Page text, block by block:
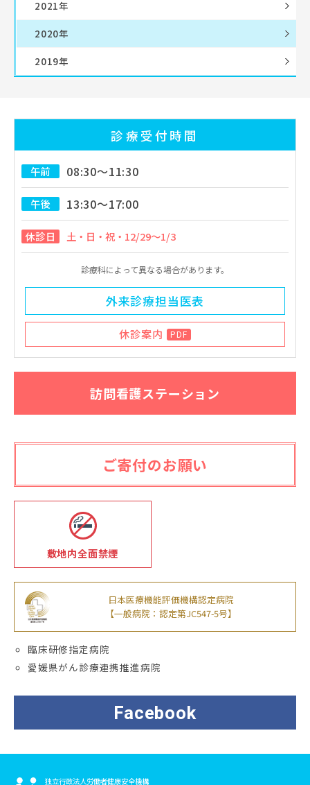
2021年
2020年
2019年
診療受付時間
午前 08:30～11:30
午後 13:30～17:00
休診日 土・日・祝・12/29～1/3
診療科によって異なる場合があります。
外来診療担当医表
休診案内 PDF
訪問看護ステーション
ご寄付のお願い
敷地内全面禁煙
日本医療機能評価機構認定病院
【一般病院：認定第JC547-5号】
臨床研修指定病院
愛媛県がん診療連携推進病院
Facebook
独立行政法人労働者健康安全機構